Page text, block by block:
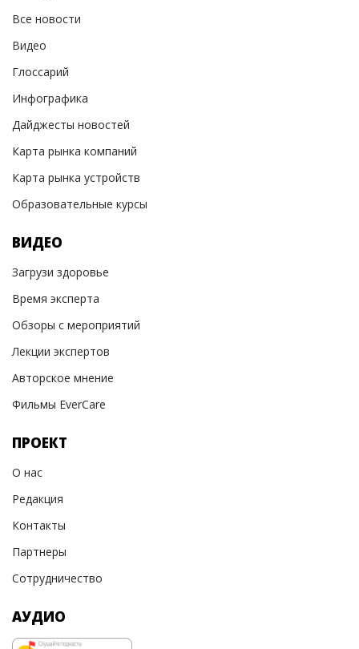
Все новости
Видео
Глоссарий
Инфографика
Дайджесты новостей
Карта рынка компаний
Карта рынка устройств
Образовательные курсы
ВИДЕО
Загрузи здоровье
Время эксперта
Обзоры с мероприятий
Лекции экспертов
Авторское мнение
Фильмы EverCare
ПРОЕКТ
О нас
Редакция
Контакты
Партнеры
Сотрудничество
АУДИО